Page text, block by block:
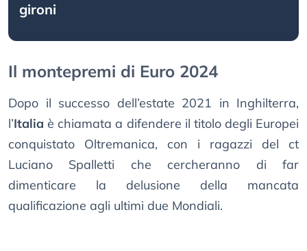
gironi
Il montepremi di Euro 2024
Dopo il successo dell’estate 2021 in Inghilterra,
l’Italia è chiamata a difendere il titolo degli Europei
conquistato Oltremanica, con i ragazzi del ct
Luciano Spalletti che cercheranno di far
dimenticare la delusione della mancata
qualificazione agli ultimi due Mondiali.